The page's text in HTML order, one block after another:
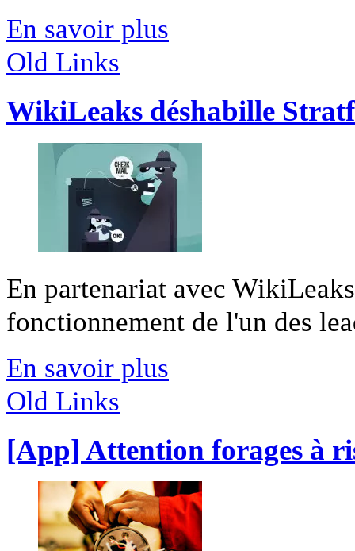
En savoir plus
Old Links
WikiLeaks déshabille
En partenariat avec
fonctionnement de l'un des
En savoir plus
Old Links
[App] Attention forages à